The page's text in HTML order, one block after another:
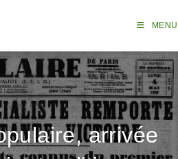
MENU
arrivée